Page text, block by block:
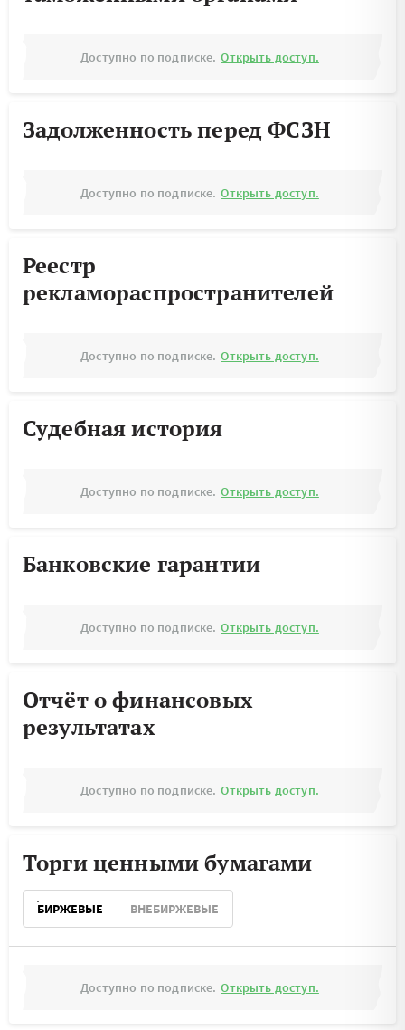
Доступно по подписке. Открыть доступ.
Задолженность перед ФСЗН
Доступно по подписке. Открыть доступ.
Реестр
рекламораспространителей
Доступно по подписке. Открыть доступ.
Судебная история
Доступно по подписке. Открыть доступ.
Банковские гарантии
Доступно по подписке. Открыть доступ.
Отчёт о финансовых
результатах
Доступно по подписке. Открыть доступ.
Торги ценными бумагами
БИРЖЕВЫЕ ВНЕБИРЖЕВЫЕ
Доступно по подписке. Открыть доступ.